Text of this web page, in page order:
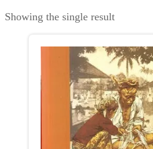
Showing the single result